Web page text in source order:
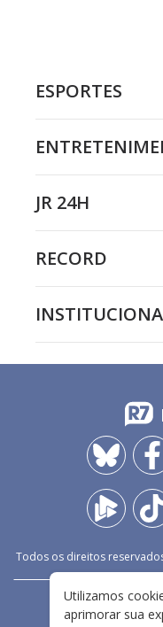
ESPORTES
JR 24H
RECORD
Todos os direitos
Utilizamos
aprimorar sua